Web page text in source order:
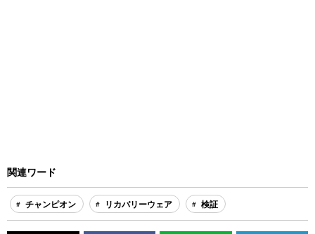
関連ワード
チャンピオン リカバリーウェア 検証